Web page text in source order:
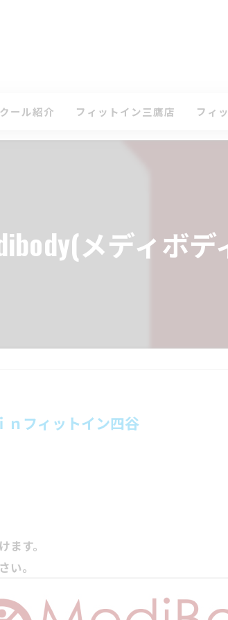
ール紹介 フィットイン三鷹店 フィ
メディボ
ｎフィットイン四谷
す。
い。